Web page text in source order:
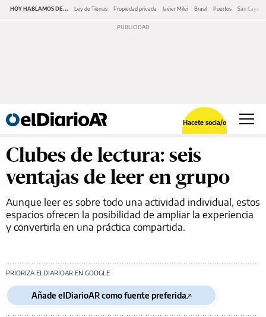
HOY HABLAMOS DE... Ley de Tierras Propiedad privada Javier Milei Brasil Puertos San
Hacete socia/o
Clubes de lectura: seis
ventajas de leer en grupo
Aunque leer es sobre todo una actividad individual, estos
espacios ofrecen la posibilidad de ampliar la experiencia
y convertirla en una práctica compartida.
PRIORIZA ELDIARIOAR EN GOOGLE
Añade elDiarioAR como fuente preferida